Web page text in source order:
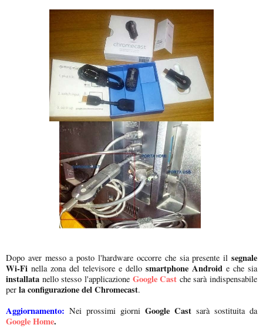
Dopo aver messo a posto l'hardware occorre che sia presente il segnale
Wi-Fi nella zona del televisore e dello smartphone Android e che sia
installata nello stesso l'applicazione Google Cast che sarà indispensabile
per la configurazione del Chromecast.
Aggiornamento: Nei prossimi giorni Google Cast sarà sostituita da
Google Home.